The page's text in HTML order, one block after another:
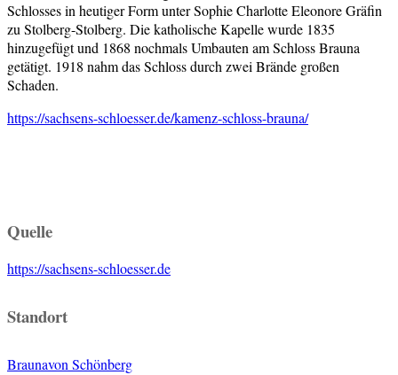
Schlosses in heutiger Form unter Sophie Charlotte Eleonore Gräfin
zu Stolberg-Stolberg. Die katholische Kapelle wurde 1835
hinzugefügt und 1868 nochmals Umbauten am Schloss Brauna
getätigt. 1918 nahm das Schloss durch zwei Brände großen
Schaden.
https://sachsens-schloesser.de/kamenz-schloss-brauna/
Quelle
https://sachsens-schloesser.de
Standort
Braunavon Schönberg